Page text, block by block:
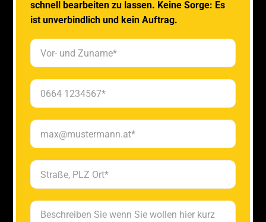
schnell bearbeiten zu lassen. Keine Sorge: Es
ist unverbindlich und kein Auftrag.